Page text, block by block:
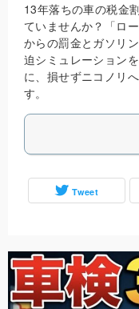
13年落ちの車の税金
ていませんか？「ロ
からの罰金とガソリ
迫シミュレーション
に、損せずニコノリ
す。
Tweet